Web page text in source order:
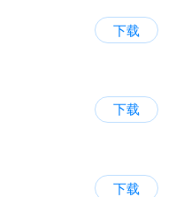
下载
下载
下载